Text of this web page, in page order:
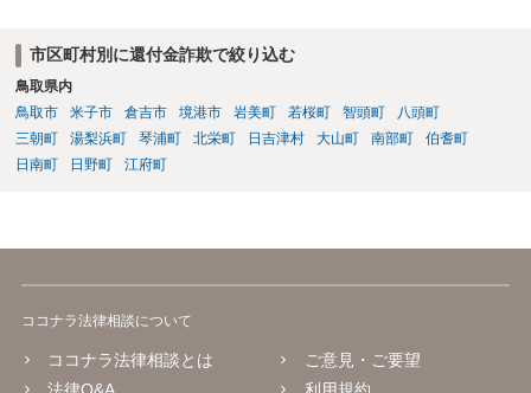
市区町村別に還付金詐欺で絞り込む
鳥取県内
鳥取市
米子市 倉吉市 境港市 岩美町 若桜町 智頭町
八頭町
三朝町
湯梨浜町 琴浦町 北栄町 日吉津村 大山町 南部町
伯耆町
日南町
日野町 江府町
ココナラ法律相談について
ココナラ法律相談とは
ご意見・ご要望